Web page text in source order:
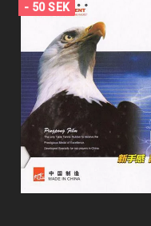
- 50 SEK